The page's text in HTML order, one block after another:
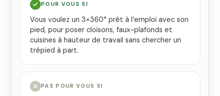
POUR VOUS SI
Vous voulez un 3×360° prêt à l’emploi avec son
pied, pour poser cloisons, faux-plafonds et
cuisines à hauteur de travail sans chercher un
trépied à part.
PAS POUR VOUS SI